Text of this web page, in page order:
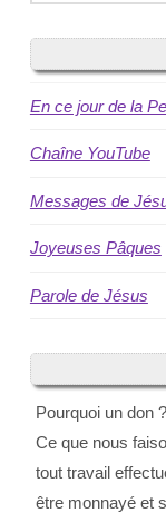
En ce jour de la
Chaîne YouTube
Messages de
Joyeuses Pâques
Parole de Jésus
Pourquoi un don ?
Ce que nous
tout travail
être monnayé et